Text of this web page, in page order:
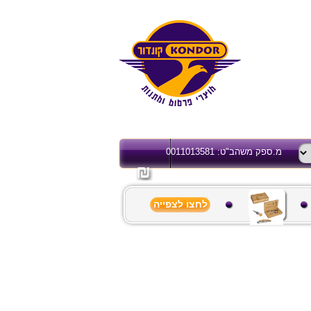
מ.ספק משהב"ט: 0011013581
לחצו לצפייה